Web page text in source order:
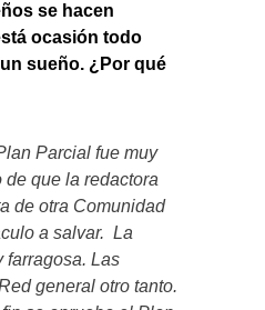
se hacen
ocasión todo
sueño. ¿Por qué
Parcial fue muy
que la redactora
de otra Comunidad
a salvar. La
farragosa. Las
general otro tanto.